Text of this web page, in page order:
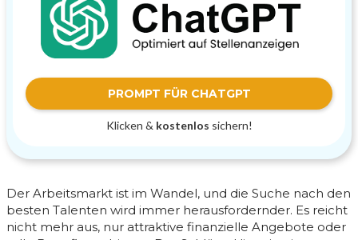
PROMPT FÜR CHATGPT
Klicken & kostenlos sichern!
Der Arbeitsmarkt ist im Wandel, und die Suche nach den
besten Talenten wird immer herausfordernder. Es reicht
nicht mehr aus, nur attraktive finanzielle Angebote oder